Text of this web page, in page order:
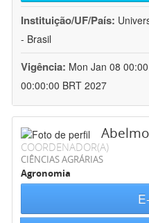
Instituição/UF/País:
- Brasil
Vigência: Mon Jan 08
00:00:00 BRT 2027
COORDENADOR(A)
CIÊNCIAS AGRÁRIAS
Agronomia